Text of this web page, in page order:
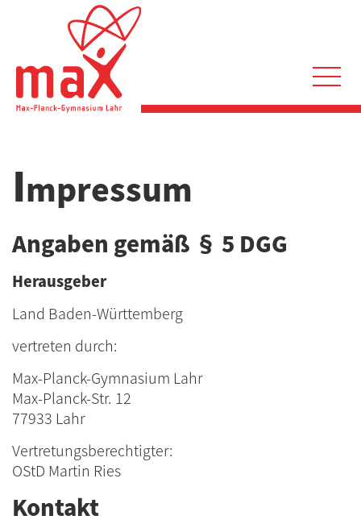
Hauptnavigation
Impressum
Angaben gemäß § 5 DGG
Herausgeber
Land Baden-Württemberg
vertreten durch:
Max-Planck-Gymnasium Lahr
Max-Planck-Str. 12
77933 Lahr
Vertretungsberechtigter:
OStD Martin Ries
Kontakt